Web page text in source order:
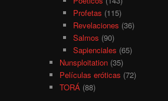
Profetas (115)
Revelaciones (36)
Salmos (90)
Sapienciales (65)
Nunsploitation (35)
Películas eróticas (72)
TORÁ (88)